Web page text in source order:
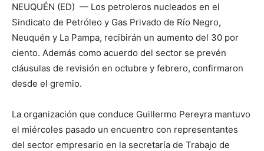
NEUQUÉN (ED) — Los petroleros nucleados en el
Sindicato de Petróleo y Gas Privado de Río Negro,
Neuquén y La Pampa, recibirán un aumento del 30 por
ciento. Además como acuerdo del sector se prevén
cláusulas de revisión en octubre y febrero, confirmaron
desde el gremio.
La organización que conduce Guillermo Pereyra mantuvo
el miércoles pasado un encuentro con representantes
del sector empresario en la secretaría de Trabajo de